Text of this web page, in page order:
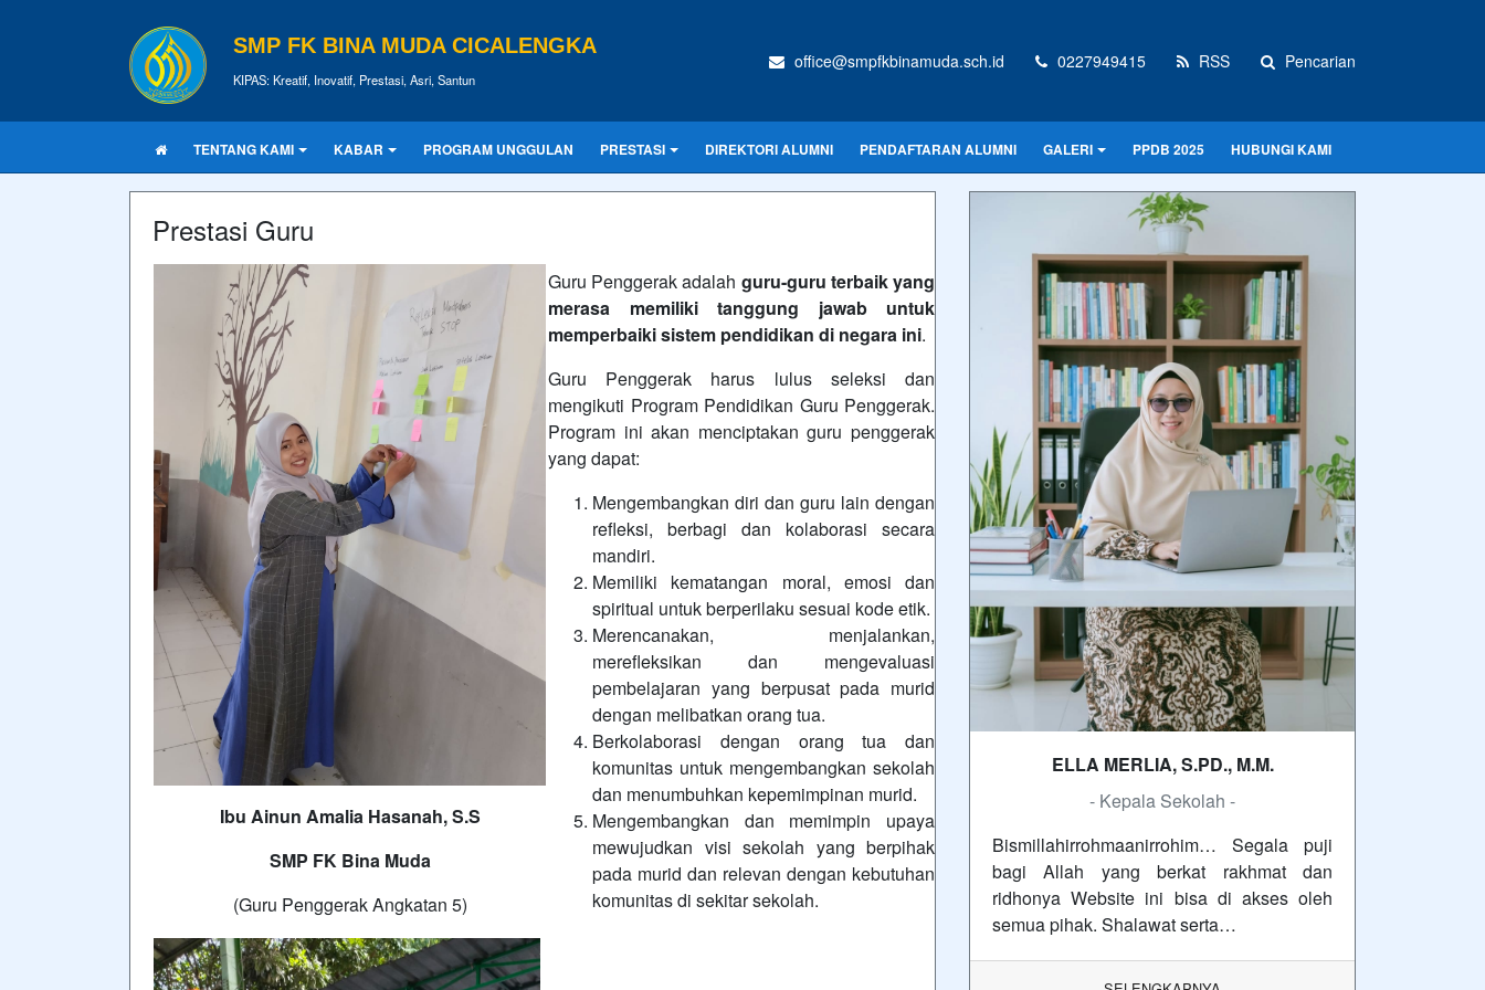
SMP FK BINA MUDA CICALENGKA
KIPAS: Kreatif, Inovatif, Prestasi, Asri, Santun
office@smpfkbinamuda.sch.id 0227949415 RSS Pencarian
TENTANG KAMI KABAR PROGRAM UNGGULAN PRESTASI DIREKTORI ALUMNI PENDAFTARAN ALUMNI GALERI PPDB 2025 HUBUNGI KAMI
Prestasi Guru
Ibu Ainun Amalia Hasanah, S.S
SMP FK Bina Muda
(Guru Penggerak Angkatan 5)
Guru Penggerak adalah guru-guru terbaik yang
merasa memiliki tanggung jawab untuk
memperbaiki sistem pendidikan di negara ini.
Guru Penggerak harus lulus seleksi dan
mengikuti Program Pendidikan Guru Penggerak.
Program ini akan menciptakan guru penggerak
yang dapat:
Mengembangkan diri dan guru lain dengan
refleksi, berbagi dan kolaborasi secara
mandiri.
Memiliki kematangan moral, emosi dan
spiritual untuk berperilaku sesuai kode etik.
Merencanakan, menjalankan,
merefleksikan dan mengevaluasi
pembelajaran yang berpusat pada murid
dengan melibatkan orang tua.
Berkolaborasi dengan orang tua dan
komunitas untuk mengembangkan sekolah
dan menumbuhkan kepemimpinan murid.
Mengembangkan dan memimpin upaya
mewujudkan visi sekolah yang berpihak
pada murid dan relevan dengan kebutuhan
komunitas di sekitar sekolah.
ELLA MERLIA, S.PD., M.M.
- Kepala Sekolah -
Bismillahirrohmaanirrohim… Segala puji
bagi Allah yang berkat rakhmat dan
ridhonya Website ini bisa di akses oleh
semua pihak. Shalawat serta…